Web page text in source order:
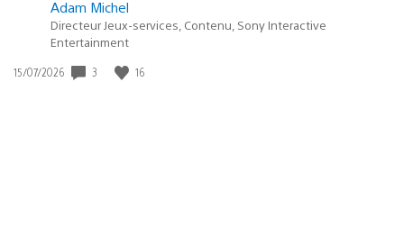
Adam Michel
Directeur Jeux-services, Contenu, Sony Interactive
Entertainment
Date
15/07/2026 3 16